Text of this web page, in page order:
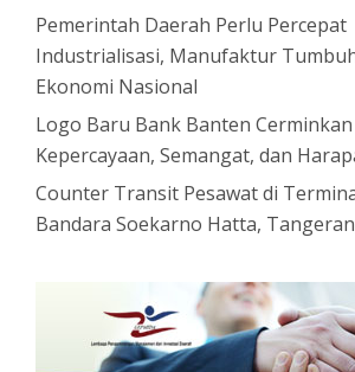
Pemerintah Daerah Perlu Percepat
Industrialisasi, Manufaktur
Ekonomi Nasional
Logo Baru Bank Banten Cerminkan
Kepercayaan, Semangat, dan
Counter Transit Pesawat di
Bandara Soekarno Hatta,